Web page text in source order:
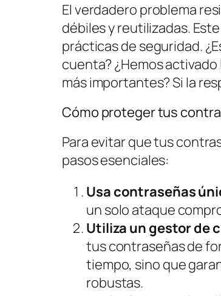
El verdadero problema
débiles y reutilizadas.
prácticas de seguridad.
cuenta? ¿Hemos
más importantes? Si la
Cómo proteger tus
Para evitar que tus
pasos esenciales:
Usa contraseñas
un solo ataque
Utiliza un gestor de
tus contraseñas de
tiempo, sino que
robustas.